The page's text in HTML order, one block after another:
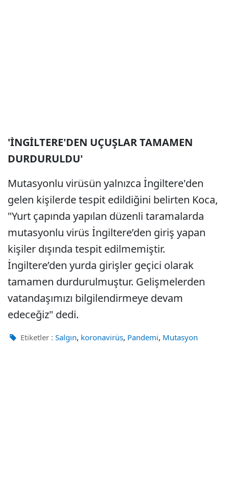
'İNGİLTERE'DEN UÇUŞLAR TAMAMEN
DURDURULDU'
Mutasyonlu virüsün yalnızca İngiltere'den
gelen kişilerde tespit edildiğini belirten Koca,
"Yurt çapında yapılan düzenli taramalarda
mutasyonlu virüs İngiltere’den giriş yapan
kişiler dışında tespit edilmemiştir.
İngiltere’den yurda girişler geçici olarak
tamamen durdurulmuştur. Gelişmelerden
vatandaşımızı bilgilendirmeye devam
edeceğiz" dedi.
Etiketler : Salgın, koronavirüs, Pandemi, Mutasyon